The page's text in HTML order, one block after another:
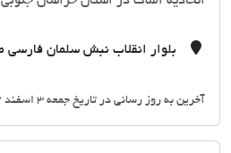
بلوار انقلاب نبش سلمان فارسی
آخرین به روز رسانی در تاریخ جمعه 3 اسفند 1397